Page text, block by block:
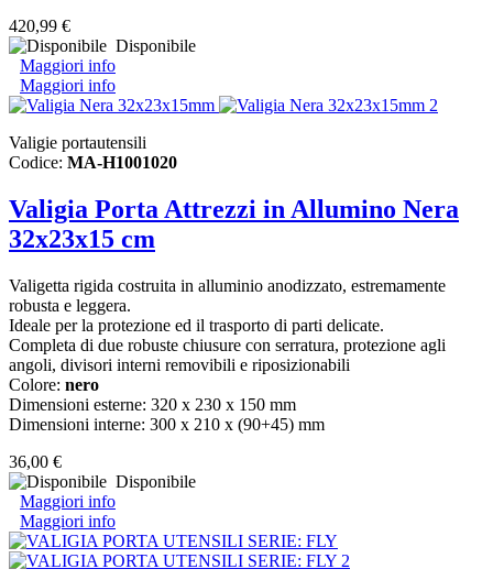
420,99 €
Disponibile
Maggiori info
Maggiori info
Valigie portautensili
Codice: MA-H1001020
Valigia Porta Attrezzi in Allumino Nera
32x23x15 cm
Valigetta rigida costruita in alluminio anodizzato, estremamente
robusta e leggera.
Ideale per la protezione ed il trasporto di parti delicate.
Completa di due robuste chiusure con serratura, protezione agli
angoli, divisori interni removibili e riposizionabili
Colore: nero
Dimensioni esterne: 320 x 230 x 150 mm
Dimensioni interne: 300 x 210 x (90+45) mm
36,00 €
Disponibile
Maggiori info
Maggiori info